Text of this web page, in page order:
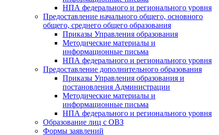
НПА федерального и регионального уровня
Предоставление начального общего, основного
общего, среднего общего образования
Приказы Управления образования
Методические материалы и
информационные письма
НПА федерального и регионального уровня
Предоставление дополнительного образования
Приказы Управления образования и
постановления Администрации
Методические материалы и
информационные письма
НПА федерального и регионального уровня
Образование лиц с ОВЗ
Формы заявлений